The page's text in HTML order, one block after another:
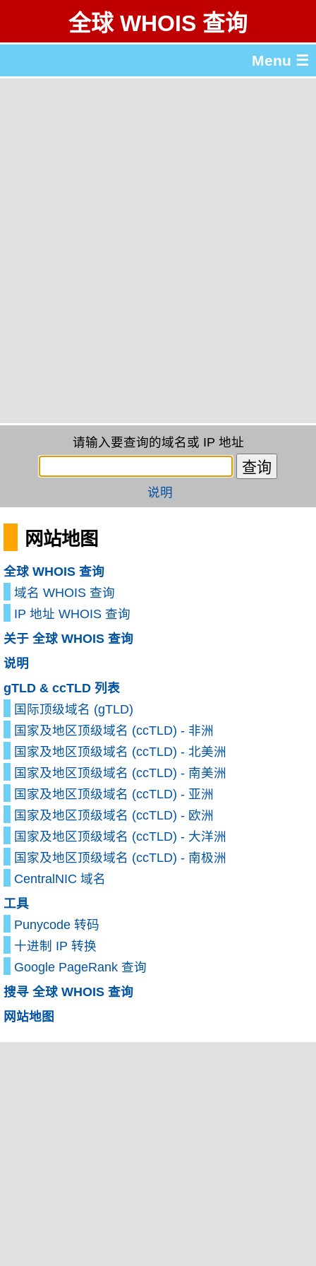
全球 WHOIS 查询
Menu ☰
请输入要查询的域名或 IP 地址
说明
网站地图
全球 WHOIS 查询
域名 WHOIS 查询
IP 地址 WHOIS 查询
关于 全球 WHOIS 查询
说明
gTLD & ccTLD 列表
国际顶级域名 (gTLD)
国家及地区顶级域名 (ccTLD) - 非洲
国家及地区顶级域名 (ccTLD) - 北美洲
国家及地区顶级域名 (ccTLD) - 南美洲
国家及地区顶级域名 (ccTLD) - 亚洲
国家及地区顶级域名 (ccTLD) - 欧洲
国家及地区顶级域名 (ccTLD) - 大洋洲
国家及地区顶级域名 (ccTLD) - 南极洲
CentralNIC 域名
工具
Punycode 转码
十进制 IP 转换
Google PageRank 查询
搜寻 全球 WHOIS 查询
网站地图